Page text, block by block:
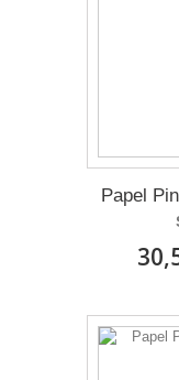
Papel